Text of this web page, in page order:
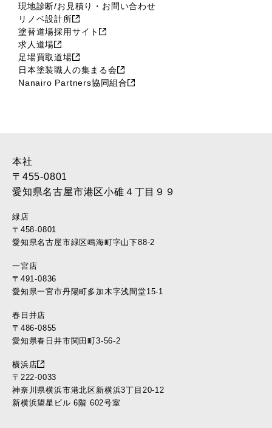
現地診断/お見積り・お問い合わせ
リノベ設計所
塗替道場採用サイト
求人道場
足場買取道場
日本塗装職人の集まる会
Nanairo Partners協同組合
本社
〒455-0801
愛知県名古屋市港区小碓４丁目９９
緑店
〒458-0801
愛知県名古屋市緑区鳴海町字山下88-2
一宮店
〒491-0836
愛知県一宮市丹陽町多加木字浅間堂15-1
春日井店
〒486-0855
愛知県春日井市関田町3-56-2
横浜店
〒222-0033
神奈川県横浜市港北区新横浜3丁目20-12
新横浜望星ビル 6階 602号室